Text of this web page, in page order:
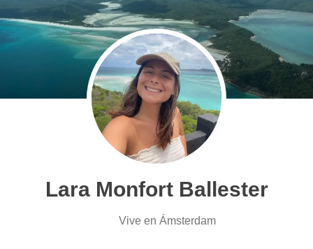
Lara Monfort Ballester
Vive en Ámsterdam